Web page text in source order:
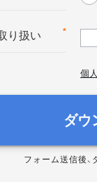
*
り扱い
個
ダウ
フォーム送信後